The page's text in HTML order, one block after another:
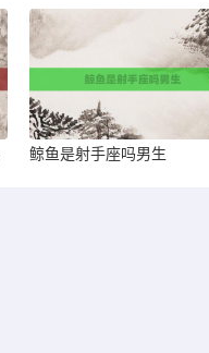
鲸鱼是射手座吗男生